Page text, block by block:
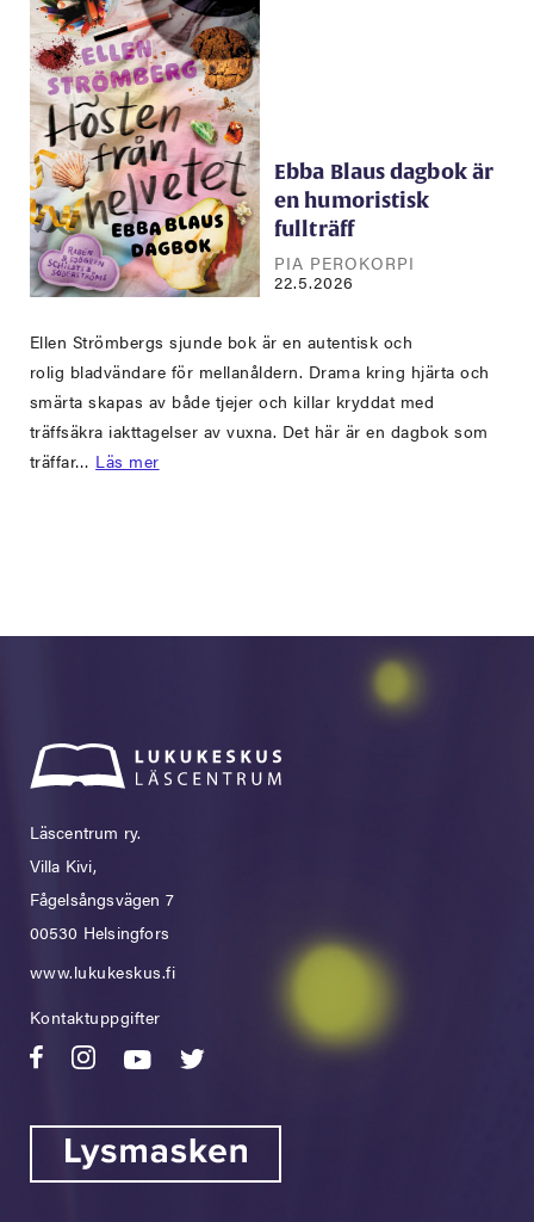
Ebba Blaus dagbok är
en humoristisk
fullträff
PIA PEROKORPI
22.5.2026
Ellen Strömbergs sjunde bok är en autentisk och
rolig bladvändare för mellanåldern. Drama kring hjärta och
smärta skapas av både tjejer och killar kryddat med
träffsäkra iakttagelser av vuxna. Det här är en dagbok som
träffar… Läs mer
Läscentrum ry.
Villa Kivi,
Fågelsångsvägen 7
00530 Helsingfors
www.lukukeskus.fi
Kontaktuppgifter